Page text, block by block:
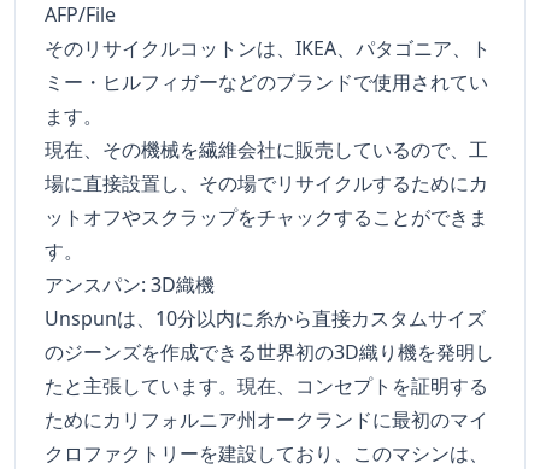
AFP/File
そのリサイクルコットンは、IKEA、パタゴニア、ト
ミー・ヒルフィガーなどのブランドで使用されてい
ます。
現在、その機械を繊維会社に販売しているので、工
場に直接設置し、その場でリサイクルするためにカ
ットオフやスクラップをチャックすることができま
す。
アンスパン: 3D織機
Unspunは、10分以内に糸から直接カスタムサイズ
のジーンズを作成できる世界初の3D織り機を発明し
たと主張しています。現在、コンセプトを証明する
ためにカリフォルニア州オークランドに最初のマイ
クロファクトリーを建設しており、このマシンは、